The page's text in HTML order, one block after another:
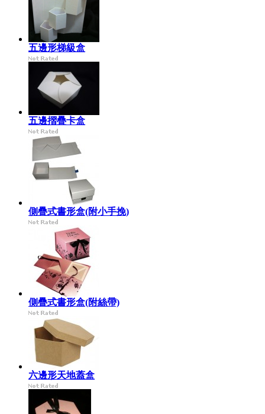
五邊形梯級盒
五邊摺疊卡盒
側疊式書形盒(附小手挽)
側疊式書形盒(附絲帶)
六邊形天地蓋盒